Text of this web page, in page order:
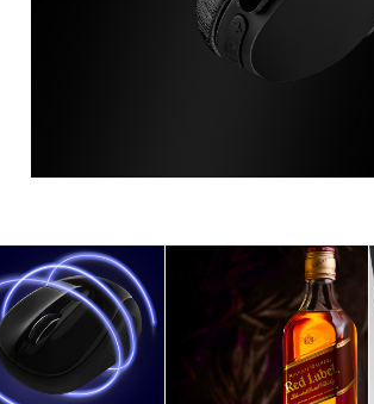
Hiir
Johnnie Walker
Red Label
reklaamfoto